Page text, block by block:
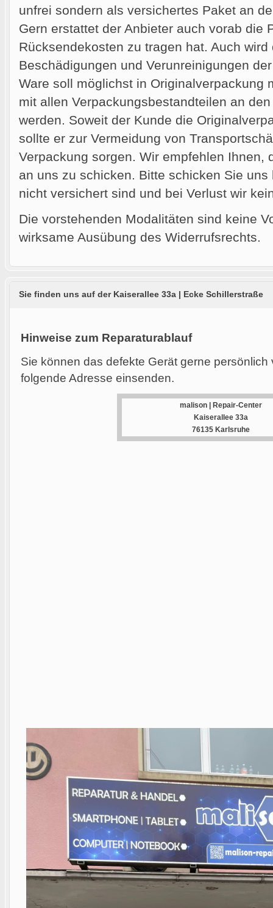
unfrei sondern als versichertes Paket an
Gern erstattet der Anbieter auch vorab die
Rücksendekosten zu tragen hat. Auch
Beschädigungen und Verunreinigungen
Ware soll möglichst in Originalverpackung
mit allen Verpackungsbestandteilen an
werden. Soweit der Kunde die
sollte er zur Vermeidung von
Verpackung sorgen. Wir empfehlen Ihnen,
an uns zu schicken. Bitte schicken Sie
nicht versichert sind und bei Verlust wir
Die vorstehenden Modalitäten sind keine
wirksame Ausübung des Widerrufsrechts.
Sie finden uns auf der Kaiserallee 33a | Ecke Schillerstraße
Hinweise zum Reparaturablauf
Sie können das defekte Gerät gerne
folgende Adresse einsenden.
malison | Repair-Center
Kaiserallee 33a
76135 Karlsruhe